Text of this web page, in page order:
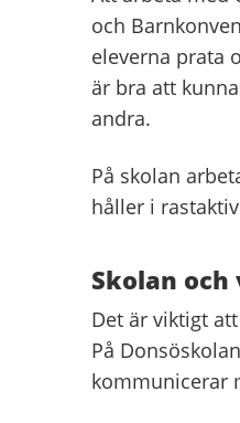
och
eleverna prata
är bra att
andra.
På skolan
håller i
Skolan och
Det är viktigt
På
kommunicerar